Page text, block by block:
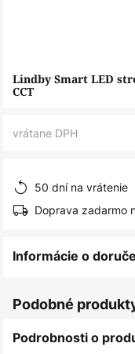
Preskočiť
na
galérie
Lindby Smart LED
CCT
vrátane DPH
50 dní na vrátenie
Doprava zadarmo
Informácie o
Podobné
Podrobnosti o